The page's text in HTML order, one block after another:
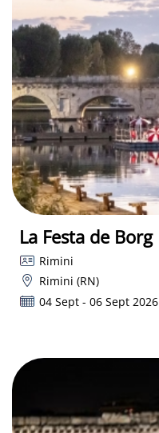
La Festa de Borg
Rimini
Rimini (RN)
04 Sept - 06 Sept 2026